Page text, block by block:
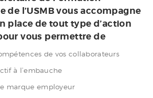
de l’USMB vous accompagne
place de tout type d’action
vous permettre de
de vos collaborateurs
à l’embauche
marque employeur